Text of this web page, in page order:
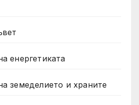
енергетиката
земеделието и храните